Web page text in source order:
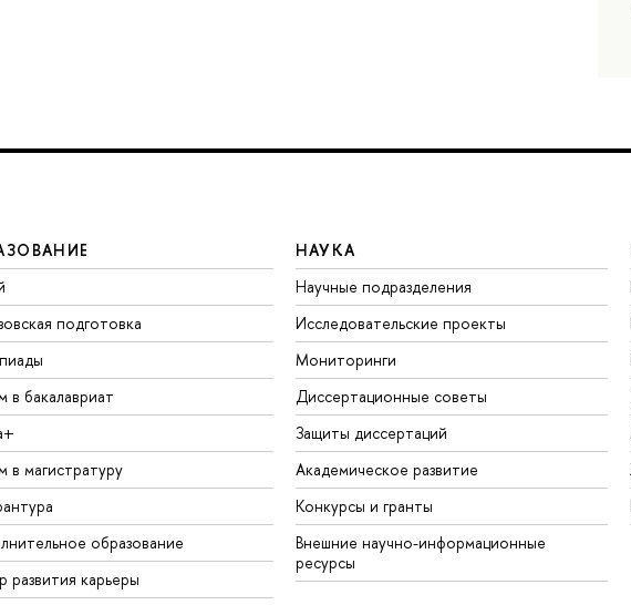
подготовка
в бакалавриат
в магистратуру
образование
развития карьеры
НАУКА
Научные подразделения
Исследовательские проекты
Мониторинги
Диссертационные советы
Защиты диссертаций
Академическое развитие
Конкурсы и гранты
Внешние научно-информационные
ресурсы